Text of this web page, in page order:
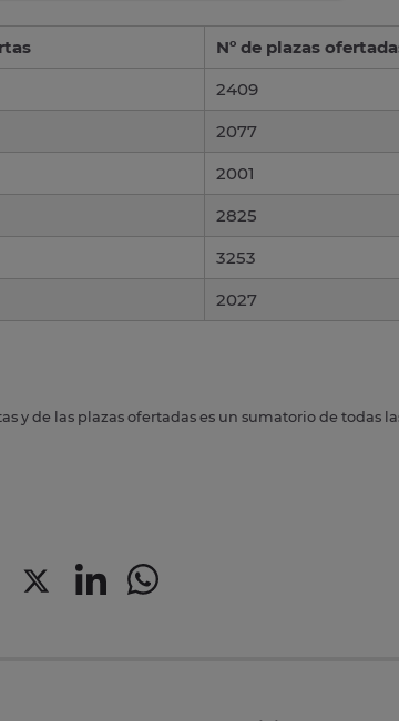
Nº de plazas
2409
2077
2001
2825
3253
2027
y de las plazas ofertadas es un sumatorio de todas